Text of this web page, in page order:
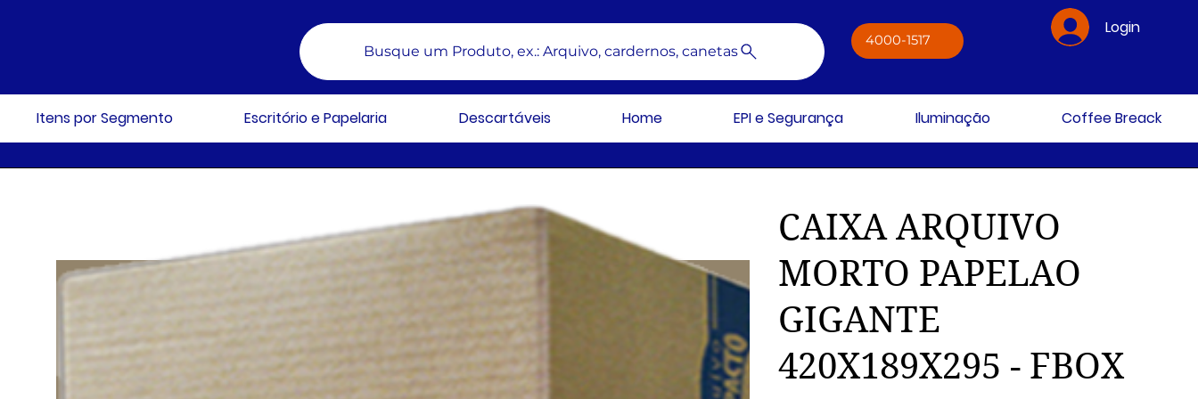
Busque um Produto, ex.: Arquivo, cardernos, canetas
4000-1517
Login
Itens por Segmento Escritório e Papelaria Descartáveis Home EPI e Segurança Iluminação Coffee Breack
CAIXA ARQUIVO
MORTO PAPELAO
GIGANTE
420X189X295 - FBOX